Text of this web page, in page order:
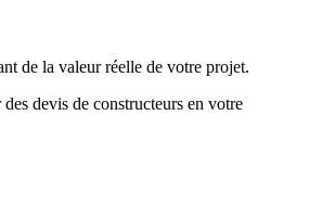
de la valeur réelle de votre projet.
devis de constructeurs en votre